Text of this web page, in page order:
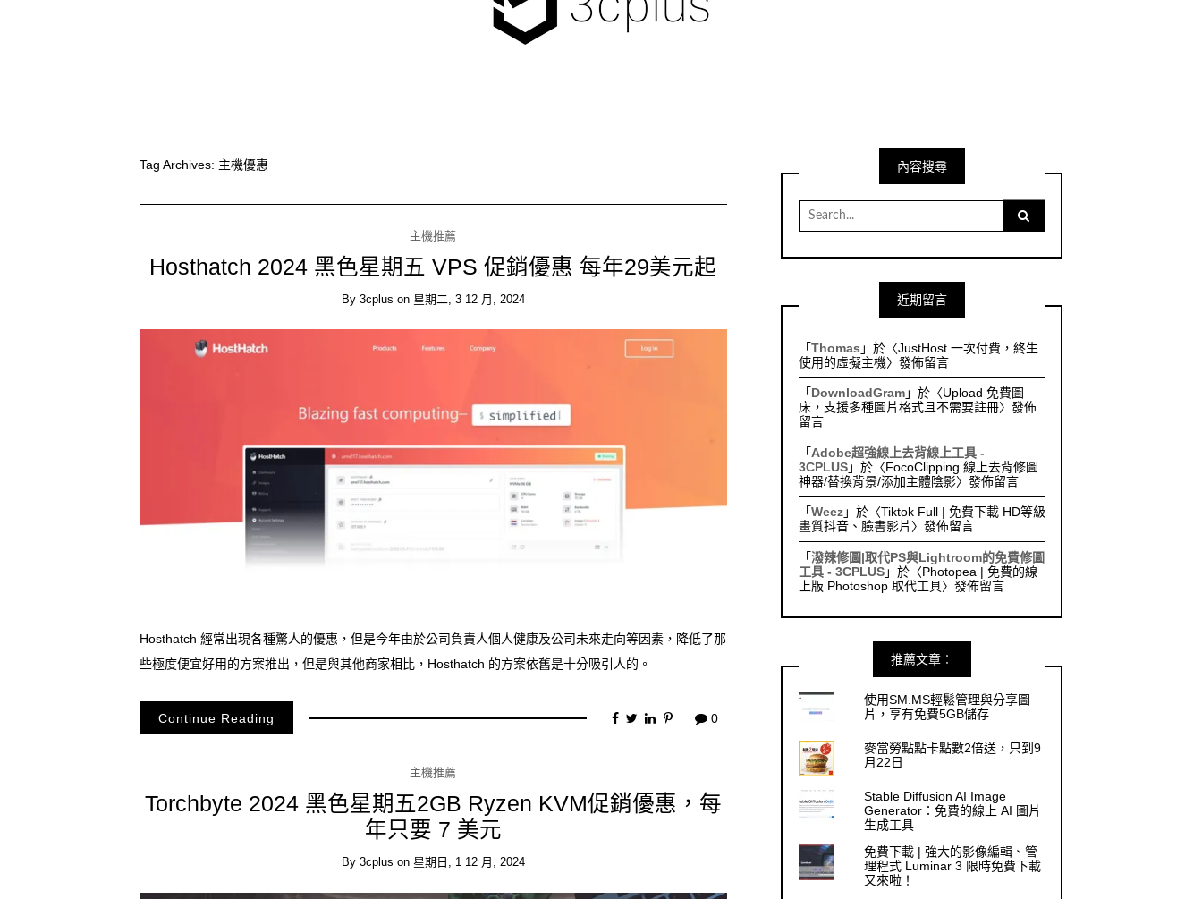
Tag Archives: 主機優惠
主機推薦
Hosthatch 2024 黑色星期五 VPS 促銷優惠 每年29美元起
By 3cplus on 星期二, 3 12 月, 2024
Hosthatch 經常出現各種驚人的優惠，但是今年由於公司負責人個人健康及公司未來走向等因素，降低了那
些極度便宜好用的方案推出，但是與其他商家相比，Hosthatch 的方案依舊是十分吸引人的。
Continue Reading 0
主機推薦
Torchbyte 2024 黑色星期五2GB Ryzen KVM促銷優惠，每
年只要 7 美元
By 3cplus on 星期日, 1 12 月, 2024
內容搜尋
Search
for:
近期留言
「Thomas 」於〈JustHost 一次付費，終生
使用的虛擬主機〉發佈留言
「 DownloadGram」於〈Upload 免費圖
床，支援多種圖片格式且不需要註冊〉發佈
留言
「 Adobe超強線上去背線上工具 -
3CPLUS」於〈FocoClipping 線上去背修圖
神器/替換背景/添加主體陰影〉發佈留言
「Weez」於〈Tiktok Full | 免費下載 HD等級
畫質抖音、臉書影片 〉發佈留言
「潑辣修圖|取代PS與Lightroom的免費修圖
工具 - 3CPLUS」於〈Photopea | 免費的線
上版 Photoshop 取代工具〉發佈留言
推薦文章︰
使用SM.MS輕鬆管理與分享圖
片，享有免費5GB儲存
麥當勞點點卡點數2倍送，只到9
月22日
Stable Diffusion AI Image
Generator：免費的線上 AI 圖片
生成工具
免費下載 | 強大的影像編輯、管
理程式 Luminar 3 限時免費下載
又來啦！